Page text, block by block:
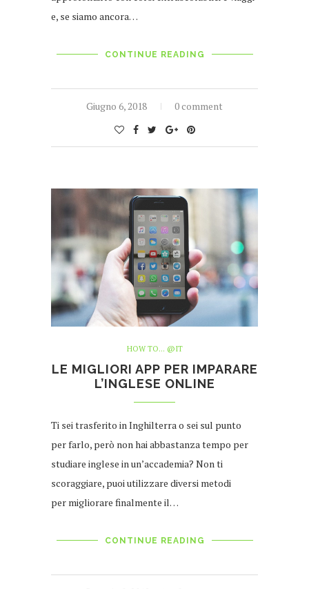
e, se siamo ancora…
CONTINUE READING
Giugno 6, 2018 0 comment
HOW TO... @IT
LE MIGLIORI APP PER IMPARARE
L’INGLESE ONLINE
Ti sei trasferito in Inghilterra o sei sul punto
per farlo, però non hai abbastanza tempo per
studiare inglese in un’accademia? Non ti
scoraggiare, puoi utilizzare diversi metodi
per migliorare finalmente il…
CONTINUE READING